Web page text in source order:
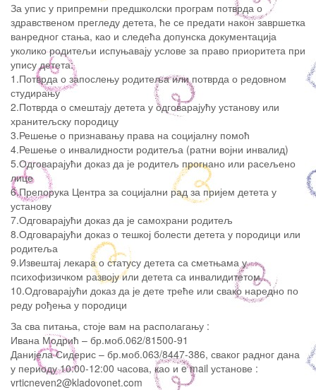
За упис у припремни предшколски програм потврда о
здравственом прегледу детета, ће се предати након завршетка
ванредног стања, као и следећа допунска документација
уколико родитељи испуњавају услове за право приоритета при
упису детета:
1.Потврда о запослењу родитеља или потврда о редовном
студирању
2.Потврда о смештају детета у одговарајућу установу или
хранитељску породицу
3.Решење о признавању права на социјалну помоћ
4.Решење о инвалидности родитеља (ратни војни инвалид)
5.Одговарајући доказ да је родитељ прогнано или расељено
лице
6.Препорука Центра за социјални рад за пријем детета у
установу
7.Одговарајући доказ да је самохрани родитељ
8.Одговарајући доказ о тешкој болести детета у породици или
родитеља
9.Извештај лекара о статусу детета са сметњама у
психофизичком развоју или детета са инвалидитетом
10.Одговарајући доказ да је дете треће или свако наредно по
реду рођења у породици
За сва питања, стоје вам на располагању :
Ивана Модрић – бр.моб.062/81500-91
Данијела Сидерис – бр.моб.063/8447-386, сваког радног дана
у периоду 10:00-12:00 часова, као и e mail установе :
vrticneven2@kladovonet.com